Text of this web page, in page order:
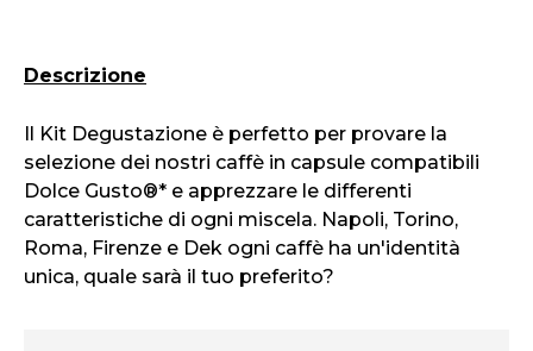
Descrizione
Il Kit Degustazione è perfetto per provare la
selezione dei nostri caffè in capsule compatibili
Dolce Gusto®* e apprezzare le differenti
caratteristiche di ogni miscela. Napoli, Torino,
Roma, Firenze e Dek ogni caffè ha un'identità
unica, quale sarà il tuo preferito?